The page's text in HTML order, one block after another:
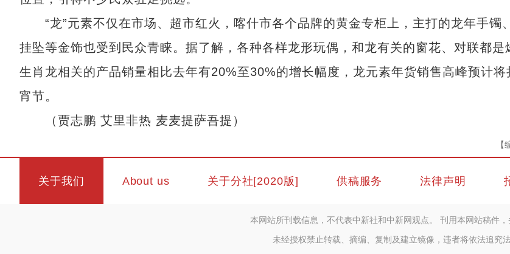
“龙”元素不仅在市场、超市红火，喀什市各个品牌的黄金专柜上，主打的龙年手镯
挂坠等金饰也受到民众青睐。据了解，各种各样龙形玩偶，和龙有关的窗花、对联都是
生肖龙相关的产品销量相比去年有20%至30%的增长幅度，龙元素年货销售高峰预计将
宵节。
（贾志鹏 艾里非热 麦麦提萨吾提）
【
关于我们 About us 关于分社[2020版] 供稿服务 法律声明
本网站所刊载信息，不代表中新社和中新网观点。 刊用本网站稿件，
未经授权禁止转载、摘编、复制及建立镜像，违者将依法追究法